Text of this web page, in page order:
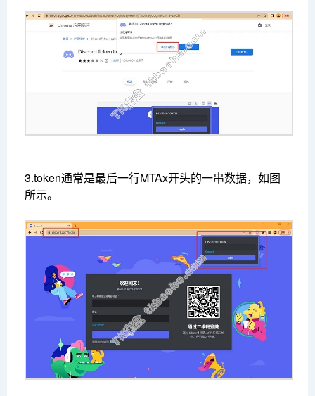
3.token通常是最后一行MTAx开头的一串数据，如图
所示。